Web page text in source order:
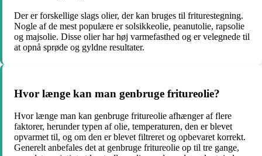
Der er forskellige slags olier, der kan bruges til friturestegning.
Nogle af de mest populære er solsikkeolie, peanutolie, rapsolie
og majsolie. Disse olier har høj varmefasthed og er velegnede til
at opnå sprøde og gyldne resultater.
Hvor længe kan man genbruge fritureolie?
Hvor længe man kan genbruge fritureolie afhænger af flere
faktorer, herunder typen af olie, temperaturen, den er blevet
opvarmet til, og om den er blevet filtreret og opbevaret korrekt.
Generelt anbefales det at genbruge fritureolie op til tre gange,